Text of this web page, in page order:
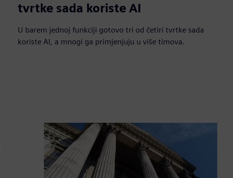
72%
tvrtke sada koriste AI
U barem jednoj funkciji gotovo tri od četiri tvrtke sada
koriste AI, a mnogi ga primjenjuju u više timova.